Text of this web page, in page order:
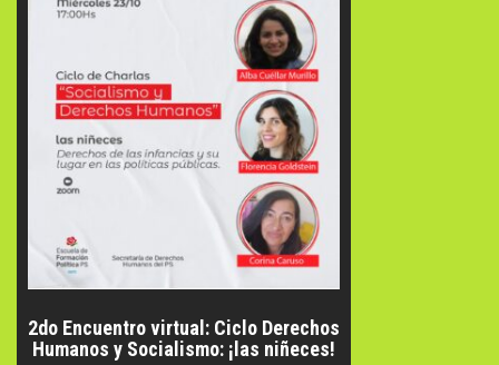
2do Encuentro virtual: Ciclo Derechos
Humanos y Socialismo: ¡las niñeces!